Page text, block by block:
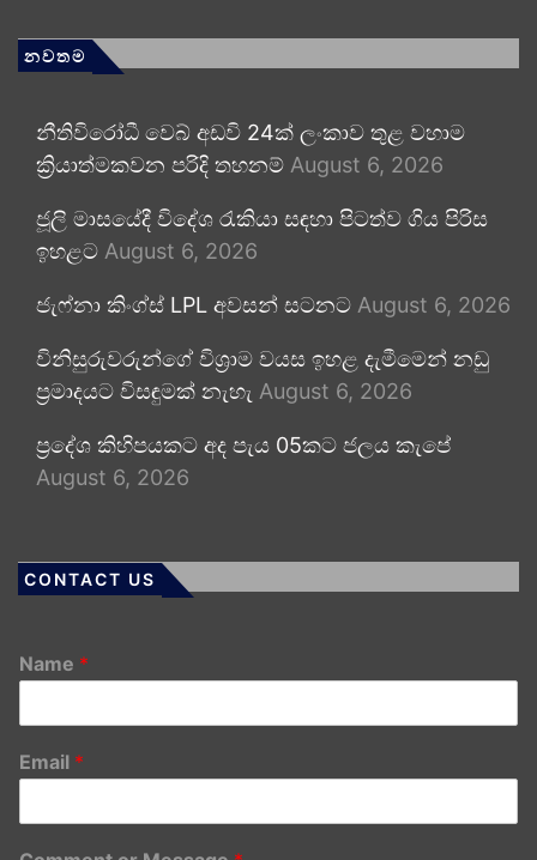
නවතම
නීතිවිරෝධී වෙබ් අඩවි 24ක් ලංකාව තුළ වහාම
ක්‍රියාත්මකවන පරිදි තහනම් August 6, 2026
ජූලි මාසයේදී විදේශ රැකියා සඳහා පිටත්ව ගිය පිරිස
ඉහළට August 6, 2026
ජැෆ්නා කිංග්ස් LPL අවසන් සටනට August 6, 2026
විනිසුරුවරුන්ගේ විශ්‍රාම වයස ඉහළ දැමීමෙන් නඩු
ප්‍රමාදයට විසඳුමක් නැහැ August 6, 2026
ප්‍රදේශ කිහිපයකට අද පැය 05කට ජලය කැපේ
August 6, 2026
CONTACT US
Name *
Email *